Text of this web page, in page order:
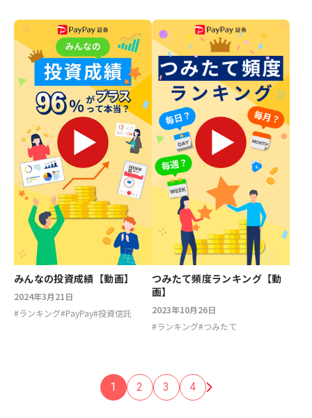
みんなの投資成績【動画】
2024年3月21日
#ランキング#PayPay#投資信託
つみたて頻度ランキング【動
画】
2023年10月26日
#ランキング#つみたて
1 2 3 4